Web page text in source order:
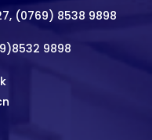
(0769) 8538 9898
9898